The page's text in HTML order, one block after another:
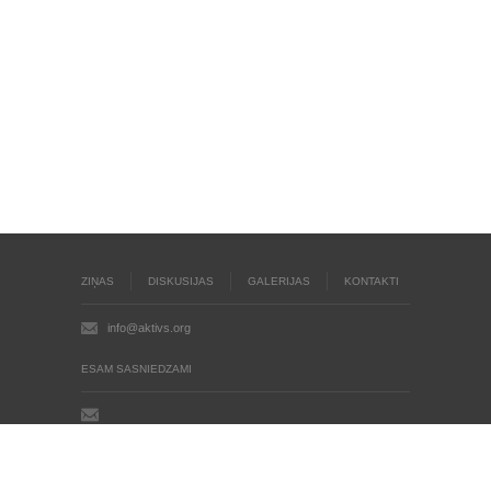
ZIŅAS DISKUSIJAS GALERIJAS KONTAKTI
info@aktivs.org
ESAM SASNIEDZAMI